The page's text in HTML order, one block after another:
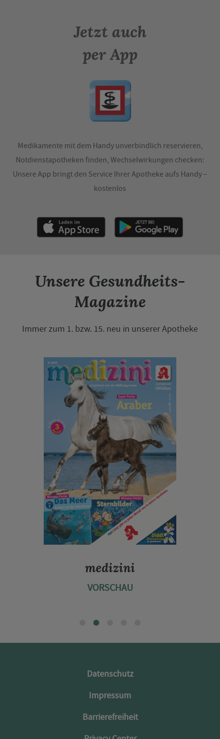
Jetzt auch
per App
Medikamente mit dem Handy unverbindlich reservieren,
Notdienstapotheken finden, Wechselwirkungen checken:
Unsere App bringt den Service Ihrer Apotheke aufs Handy –
kostenlos
Unsere Gesundheits-
Magazine
Immer zum 1. bzw. 15. neu in unserer Apotheke
Diabetes Ratgeber
VORSCHAU
Datenschutz
Impressum
Barrierefreiheit